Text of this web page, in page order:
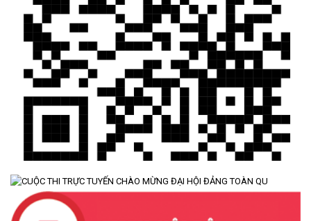
UBND XÃ CƯ M’TA SƠ KẾT THỰC HIỆN NHIỆM VỤ PHÁT TRIỂN
(08/07/2026)
CƯ M’TA CHỦ ĐỘNG PHÒNG, CHỐNG NGẬP ÚNG, BẢO VỆ
(07/07/2026)
ĐẢNG ỦY XÃ CƯ M’TA TỔ CHỨC HỘI NGHỊ BAN CHẤP HÀNH
(07/07/2026)
NÂNG CAO HIỆU QUẢ QUẢN LÝ TÍN DỤNG CHÍNH SÁCH XÃ HỘI
TRÊN ĐỊA BÀN XÃ CƯ M'TA